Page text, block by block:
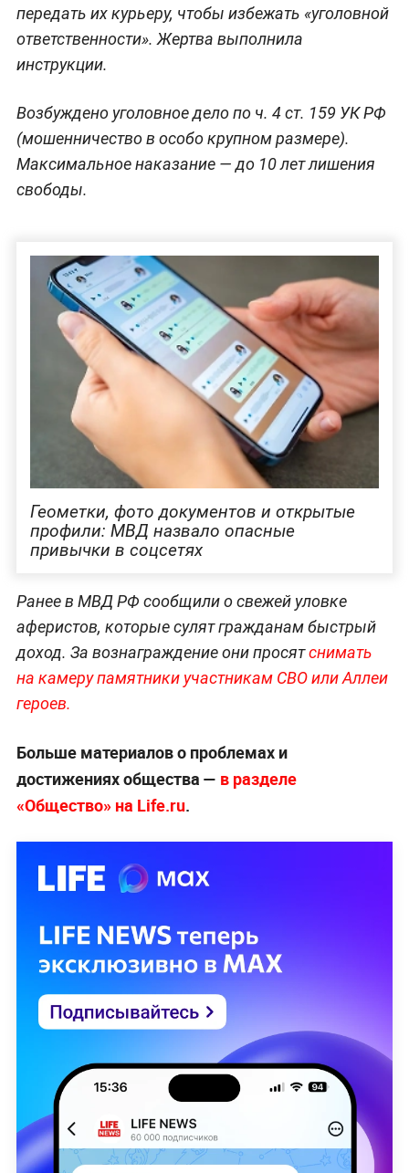
передать их курьеру, чтобы избежать «уголовной
ответственности». Жертва выполнила
инструкции.
Возбуждено уголовное дело по ч. 4 ст. 159 УК РФ
(мошенничество в особо крупном размере).
Максимальное наказание — до 10 лет лишения
свободы.
Геометки, фото документов и открытые
профили: МВД назвало опасные
привычки в соцсетях
Ранее в МВД РФ сообщили о свежей уловке
аферистов, которые сулят гражданам быстрый
доход. За вознаграждение они просятснимать
на камеру памятники участникам СВО или Аллеи
героев.
Больше материалов о проблемах и
достижениях общества — в разделе
«Общество» на Life.ru.